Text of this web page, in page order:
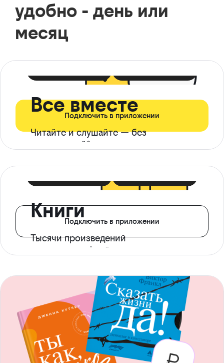
удобно - день или
месяц
Все вместе
Читайте и слушайте — без
ограничений*
Подключить в приложении
Книги
Тысячи произведений
с доступом офлайн
Подключить в приложении